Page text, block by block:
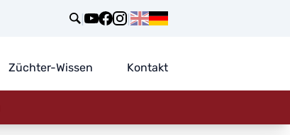
| |
Züchter-Wissen Kontakt